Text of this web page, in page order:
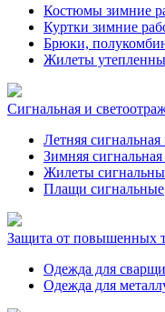
Костюмы зимние
Куртки зимние
Брюки,
Жилеты
Сигнальная и
Летняя
Зимняя
Жилеты
Плащи сигнальные
Защита от повышенных
Одежда для
Одежда для